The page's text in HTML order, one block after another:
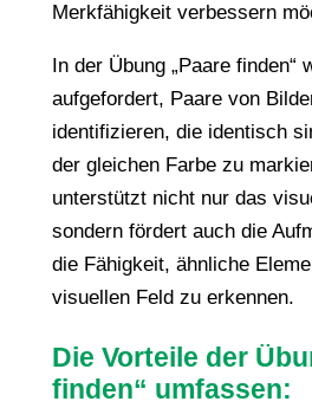
o
n
P
a
a
r
e
f
n
d
Merkfähigkeit verbessern
In der Übung „Paare finden“
aufgefordert, Paare von
identifizieren, die identisch
der gleichen Farbe zu
unterstützt nicht nur das
sondern fördert auch die
die Fähigkeit, ähnliche
visuellen Feld zu erkennen.
Die Vorteile der
finden“ umfassen: